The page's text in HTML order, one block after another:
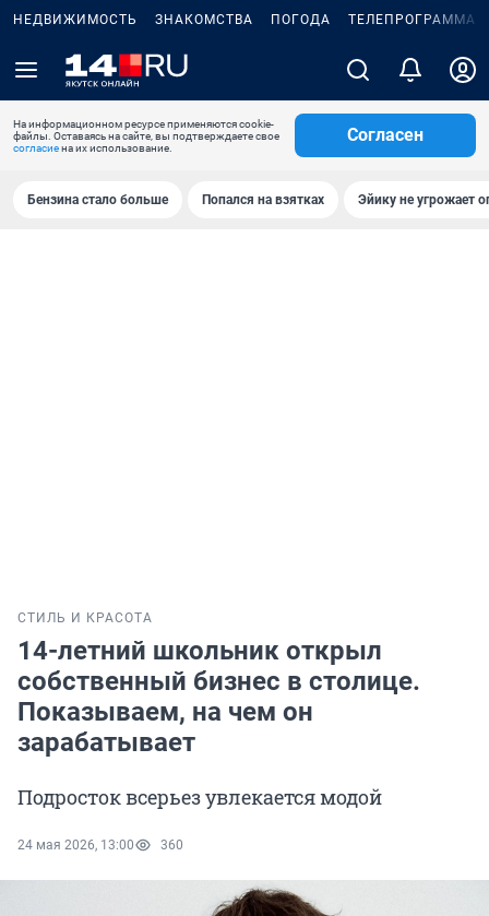
НЕДВИЖИМОСТЬ ЗНАКОМСТВА ПОГОДА ТЕЛЕПРОГРАММА
На информационном ресурсе применяются cookie-
файлы. Оставаясь на сайте, вы подтверждаете свое
согласиена их использование.
Согласен
Бензина стало больше Попался на взятках Эйику не угрожает
СТИЛЬ И КРАСОТА
14-летний школьник открыл
собственный бизнес в столице.
Показываем, на чем он
зарабатывает
Подросток всерьез увлекается модой
24 мая 2026, 13:00 360